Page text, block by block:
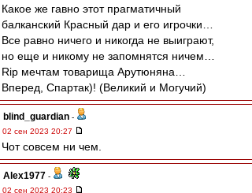
Какое же гавно этот прагматичный
балканский Красный дар и его игрочки…
Все равно ничего и никогда не выиграют,
но еще и никому не запомнятся ничем…
Rip мечтам товарища Арутюняна…
Вперед, Спартак)! (Великий и Могучий)
blind_guardian -
02 сен 2023 20:27
Чот совсем ни чем.
Alex1977 -
02 сен 2023 20:23